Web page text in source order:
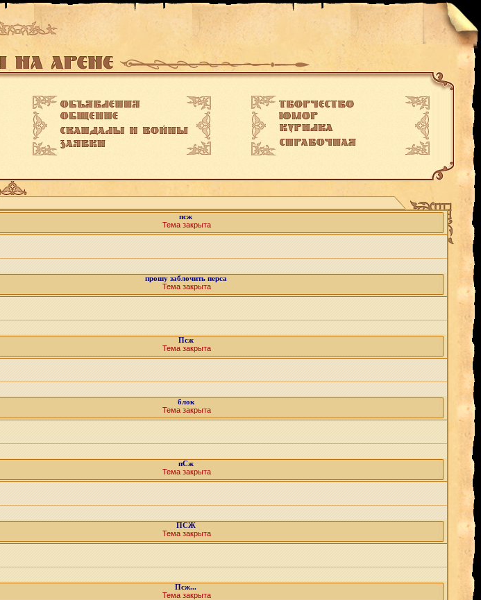
псж
Тема закрыта
прошу заблочить перса
Тема закрыта
Псж
Тема закрыта
блок
Тема закрыта
пСж
Тема закрыта
ПСЖ
Тема закрыта
Псж...
Тема закрыта